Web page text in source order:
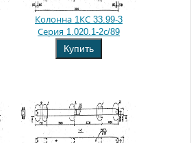
Колонна 1КС 33.99-3
Серия 1.020.1-2с/89
Купить